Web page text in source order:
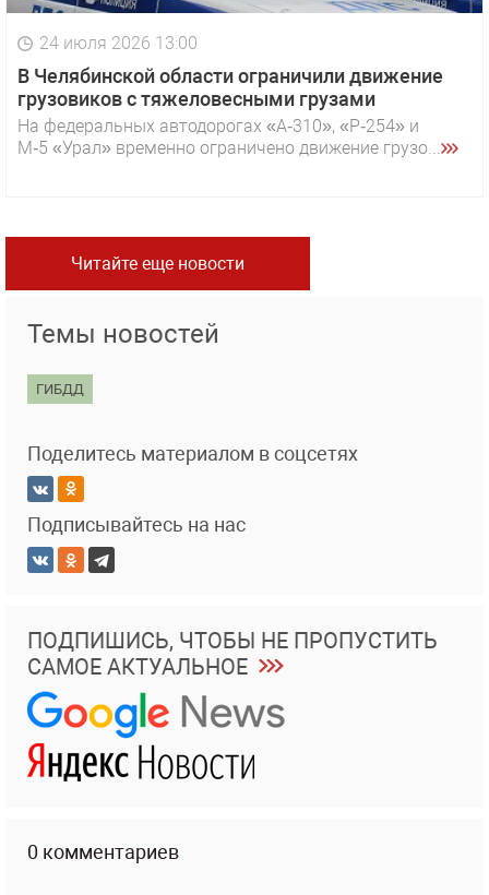
24 июля 2026 13:00
В Челябинской области ограничили движение
грузовиков с тяжеловесными грузами
На федеральных автодорогах «А‑310», «Р‑254» и
М‑5 «Урал» временно ограничено движение грузо...
Читайте еще новости
Темы новостей
ГИБДД
Поделитесь материалом в соцсетях
Подписывайтесь на нас
ПОДПИШИСЬ, ЧТОБЫ НЕ ПРОПУСТИТЬ
САМОЕ АКТУАЛЬНОЕ
0 комментариев